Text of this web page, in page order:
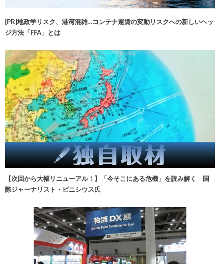
[PR]地政学リスク、港湾混雑…コンテナ運賃の変動リスクへの新しいヘッ
ジ方法「FFA」とは
【次回から大幅リニューアル！】「今そこにある危機」を読み解く 国
際ジャーナリスト・ビニシウス氏